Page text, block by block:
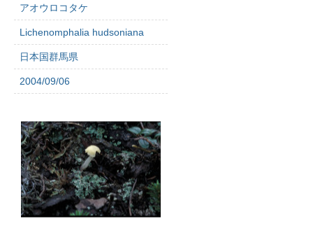
アオウロコタケ
Lichenomphalia hudsoniana
日本国群馬県
2004/09/06